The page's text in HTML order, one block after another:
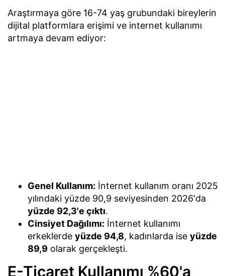
Araştırmaya göre 16-74 yaş grubundaki bireylerin
dijital platformlara erişimi ve internet kullanımı
artmaya devam ediyor:
Genel Kullanım: İnternet kullanım oranı 2025
yılındaki yüzde 90,9 seviyesinden 2026'da
yüzde 92,3'e çıktı.
Cinsiyet Dağılımı: İnternet kullanımı
erkeklerde yüzde 94,8, kadınlarda ise yüzde
89,9 olarak gerçekleşti.
E-Ticaret Kullanımı %60'a